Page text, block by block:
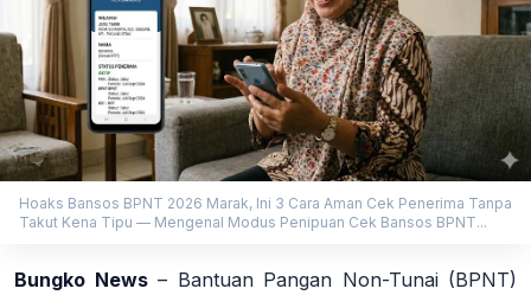
Hoaks Bansos BPNT 2026 Marak, Ini 3 Cara Aman Cek Penerima Tanpa
Takut Kena Tipu — Mengenal Modus Penipuan Cek Bansos BPNT...
Bungko News– Bantuan Pangan Non-Tunai (BPNT)